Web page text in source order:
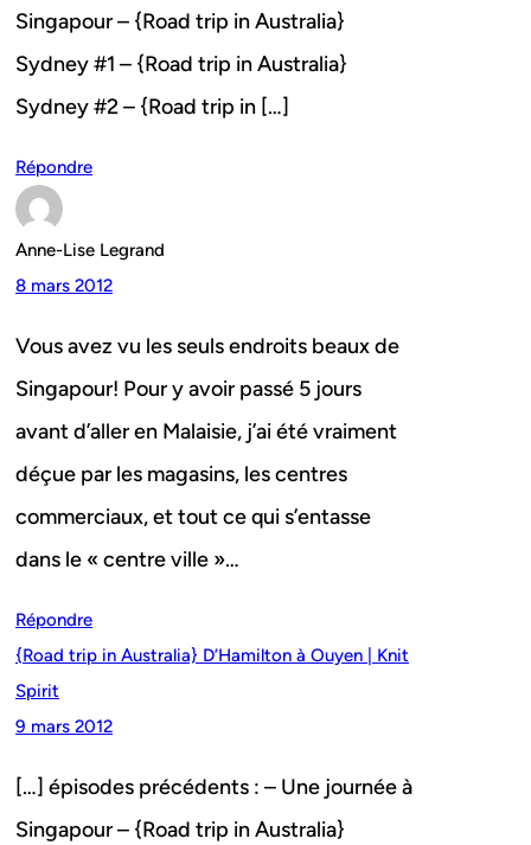
Singapour – {Road trip in Australia}
Sydney #1 – {Road trip in Australia}
Sydney #2 – {Road trip in […]
Répondre
Anne-Lise Legrand
8 mars 2012
Vous avez vu les seuls endroits beaux de
Singapour! Pour y avoir passé 5 jours
avant d’aller en Malaisie, j’ai été vraiment
déçue par les magasins, les centres
commerciaux, et tout ce qui s’entasse
dans le « centre ville »…
Répondre
{Road trip in Australia} D’Hamilton à Ouyen | Knit
Spirit
9 mars 2012
[…] épisodes précédents : – Une journée à
Singapour – {Road trip in Australia}